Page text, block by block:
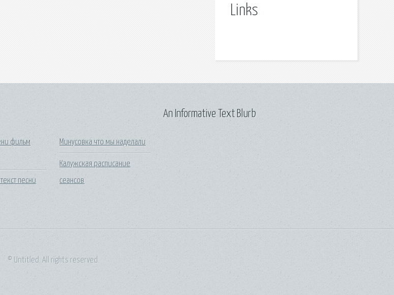
Links
фильм
песни
Минусовка что мы наделали
Калужская расписание
сеансов
An Informative Text Blurb
© Untitled. All rights reserved.